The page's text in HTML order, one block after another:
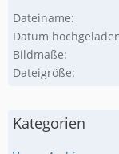
Dateiname
Datum
Bildmaße
Dateigröße
Kategorien